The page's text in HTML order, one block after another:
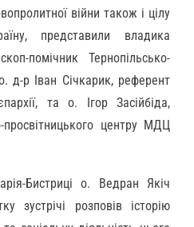
війни також і цілу
представили владика
помічник Тернопільсько-
д-р Іван Січкарик, референт
та о. Ігор Засійбіда,
просвітницького центру МДЦ
Бистриці о. Ведран Якіч
зустрічі розповів історію